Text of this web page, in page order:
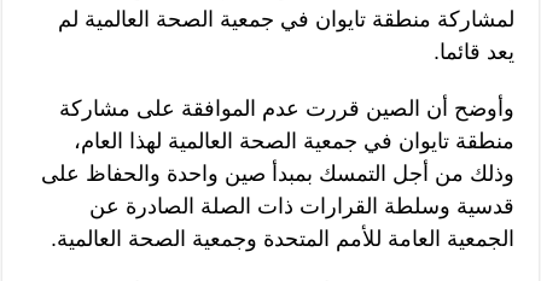
لمشاركة منطقة تايوان في جمعية الصحة العالمية لم
يعد قائما.
وأوضح أن الصين قررت عدم الموافقة على مشاركة
منطقة تايوان في جمعية الصحة العالمية لهذا العام،
وذلك من أجل التمسك بمبدأ صين واحدة والحفاظ على
قدسية وسلطة القرارات ذات الصلة الصادرة عن
الجمعية العامة للأمم المتحدة وجمعية الصحة العالمية.